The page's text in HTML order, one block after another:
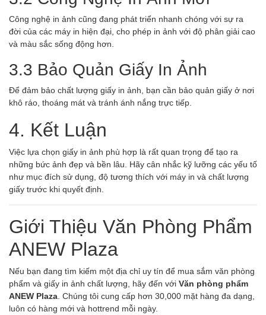
Công nghệ in ảnh cũng đang phát triển nhanh chóng với sự ra
đời của các máy in hiện đại, cho phép in ảnh với độ phân giải cao
và màu sắc sống động hơn.
3.3 Bảo Quản Giấy In Ảnh
Để đảm bảo chất lượng giấy in ảnh, bạn cần bảo quản giấy ở nơi
khô ráo, thoáng mát và tránh ánh nắng trực tiếp.
4. Kết Luận
Việc lựa chọn giấy in ảnh phù hợp là rất quan trọng để tạo ra
những bức ảnh đẹp và bền lâu. Hãy cân nhắc kỹ lưỡng các yếu tố
như mục đích sử dụng, độ tương thích với máy in và chất lượng
giấy trước khi quyết định.
Giới Thiệu Văn Phòng Phẩm
ANEW Plaza
Nếu bạn đang tìm kiếm một địa chỉ uy tín để mua sắm văn phòng
phẩm và giấy in ảnh chất lượng, hãy đến với Văn phòng phẩm
ANEW Plaza . Chúng tôi cung cấp hơn 30,000 mặt hàng đa dạng,
luôn có hàng mới và hottrend mỗi ngày.